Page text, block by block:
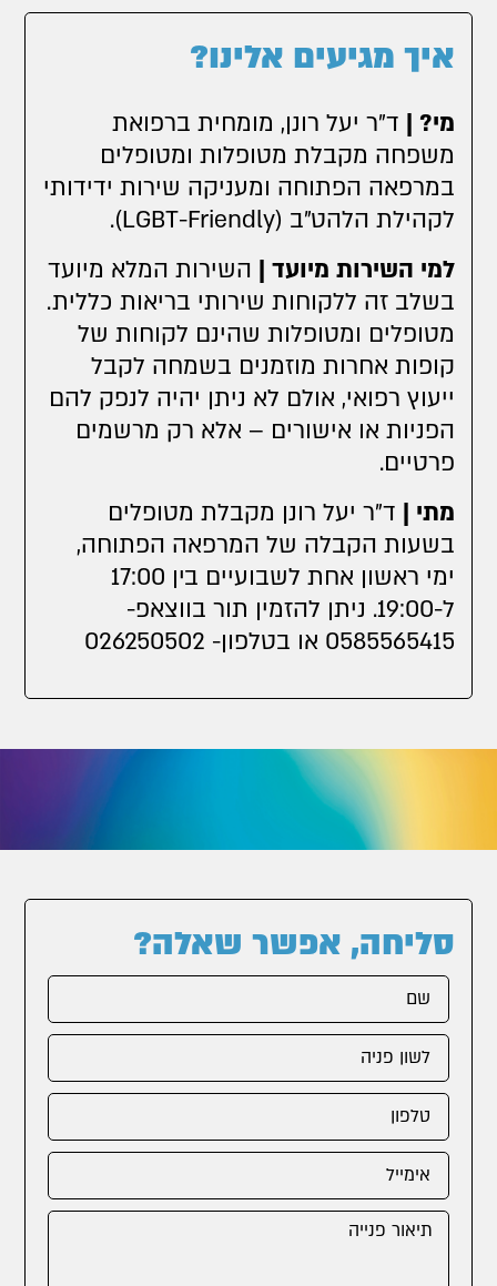
איך מגיעים אלינו?
מי? | ד"ר יעל רונן, מומחית ברפואת
משפחה מקבלת מטופלות ומטופלים
במרפאה הפתוחה ומעניקה שירות ידידותי
לקהילת הלהט"ב (LGBT-Friendly).
למי השירות מיועד | השירות המלא מיועד
בשלב זה ללקוחות שירותי בריאות כללית.
מטופלים ומטופלות שהינם לקוחות של
קופות אחרות מוזמנים בשמחה לקבל
ייעוץ רפואי, אולם לא ניתן יהיה לנפק להם
הפניות או אישורים – אלא רק מרשמים
פרטיים.
מתי | ד"ר יעל רונן מקבלת מטופלים
בשעות הקבלה של המרפאה הפתוחה,
ימי ראשון אחת לשבועיים בין 17:00
ל-19:00. ניתן להזמין תור בווצאפ-
0585565415 או בטלפון- 026250502
סליחה, אפשר שאלה?